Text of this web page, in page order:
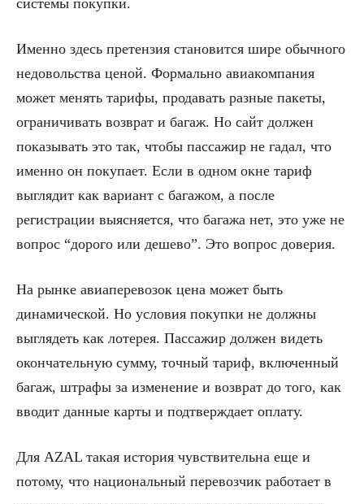
системы покупки.
Именно здесь претензия становится шире обычного
недовольства ценой. Формально авиакомпания
может менять тарифы, продавать разные пакеты,
ограничивать возврат и багаж. Но сайт должен
показывать это так, чтобы пассажир не гадал, что
именно он покупает. Если в одном окне тариф
выглядит как вариант с багажом, а после
регистрации выясняется, что багажа нет, это уже не
вопрос “дорого или дешево”. Это вопрос доверия.
На рынке авиаперевозок цена может быть
динамической. Но условия покупки не должны
выглядеть как лотерея. Пассажир должен видеть
окончательную сумму, точный тариф, включенный
багаж, штрафы за изменение и возврат до того, как
вводит данные карты и подтверждает оплату.
Для AZAL такая история чувствительна еще и
потому, что национальный перевозчик работает в